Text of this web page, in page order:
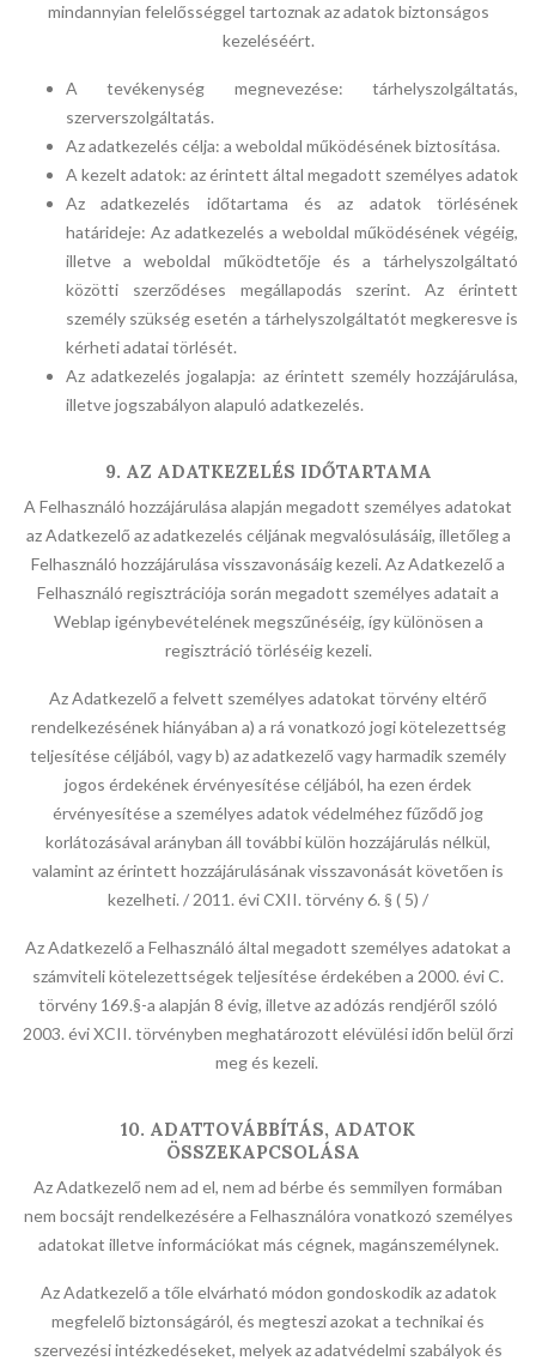
mindannyian felelősséggel tartoznak az adatok biztonságos
kezeléséért.
A tevékenység megnevezése: tárhelyszolgáltatás,
szerverszolgáltatás.
Az adatkezelés célja: a weboldal működésének biztosítása.
A kezelt adatok: az érintett által megadott személyes adatok
Az adatkezelés időtartama és az adatok törlésének
határideje: Az adatkezelés a weboldal működésének végéig,
illetve a weboldal működtetője és a tárhelyszolgáltató
közötti szerződéses megállapodás szerint. Az érintett
személy szükség esetén a tárhelyszolgáltatót megkeresve is
kérheti adatai törlését.
Az adatkezelés jogalapja: az érintett személy hozzájárulása,
illetve jogszabályon alapuló adatkezelés.
9. AZ ADATKEZELÉS IDŐTARTAMA
A Felhasználó hozzájárulása alapján megadott személyes adatokat
az Adatkezelő az adatkezelés céljának megvalósulásáig, illetőleg a
Felhasználó hozzájárulása visszavonásáig kezeli. Az Adatkezelő a
Felhasználó regisztrációja során megadott személyes adatait a
Weblap igénybevételének megszűnéséig, így különösen a
regisztráció törléséig kezeli.
Az Adatkezelő a felvett személyes adatokat törvény eltérő
rendelkezésének hiányában a) a rá vonatkozó jogi kötelezettség
teljesítése céljából, vagy b) az adatkezelő vagy harmadik személy
jogos érdekének érvényesítése céljából, ha ezen érdek
érvényesítése a személyes adatok védelméhez fűződő jog
korlátozásával arányban áll további külön hozzájárulás nélkül,
valamint az érintett hozzájárulásának visszavonását követően is
kezelheti. / 2011. évi CXII. törvény 6. § ( 5) /
Az Adatkezelő a Felhasználó által megadott személyes adatokat a
számviteli kötelezettségek teljesítése érdekében a 2000. évi C.
törvény 169.§-a alapján 8 évig, illetve az adózás rendjéről szóló
2003. évi XCII. törvényben meghatározott elévülési időn belül őrzi
meg és kezeli.
10. ADATTOVÁBBÍTÁS, ADATOK
ÖSSZEKAPCSOLÁSA
Az Adatkezelő nem ad el, nem ad bérbe és semmilyen formában
nem bocsájt rendelkezésére a Felhasználóra vonatkozó személyes
adatokat illetve információkat más cégnek, magánszemélynek.
Az Adatkezelő a tőle elvárható módon gondoskodik az adatok
megfelelő biztonságáról, és megteszi azokat a technikai és
szervezési intézkedéseket, melyek az adatvédelmi szabályok és